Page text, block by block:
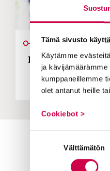
Tämä sivusto
Käytämme
ja
kumppaneillemme
olet antanut heille
Cookiebot >
Välttämätön
Pirkko menetti
selvisi: ”Vaikka
Toimitus
Yhteystiedot